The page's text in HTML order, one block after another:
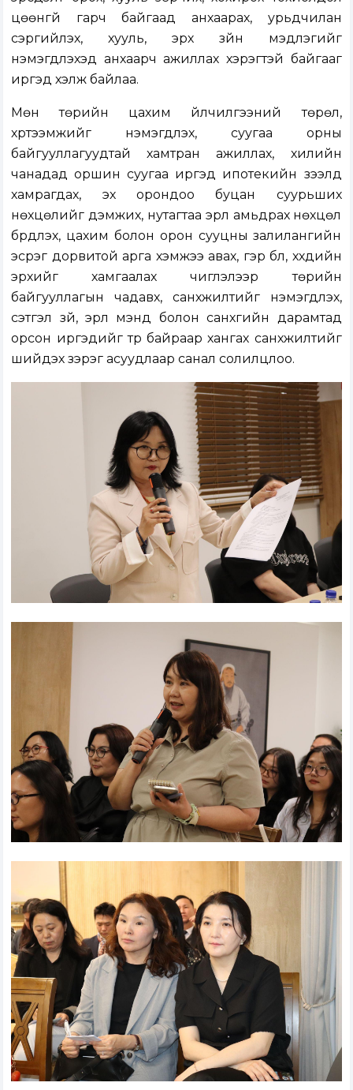
цөөнгүй гарч байгаад анхаарах, урьдчилан
сэргийлэх, хууль, эрх зүйн мэдлэгийг
нэмэгдүүлэхэд анхаарч ажиллах хэрэгтэй байгааг
иргэд хэлж байлаа.
Мөн төрийн цахим үйлчилгээний төрөл,
хүртээмжийг нэмэгдүүлэх, суугаа орны
байгууллагуудтай хамтран ажиллах, хилийн
чанадад оршин суугаа иргэд ипотекийн зээлд
хамрагдах, эх орондоо буцан суурьших
нөхцөлийг дэмжих, нутагтаа эрүүл амьдрах нөхцөл
бүрдүүлэх, цахим болон орон сууцны залилангийн
эсрэг дорвитой арга хэмжээ авах, гэр бүл, хүүхдийн
эрхийг хамгаалах чиглэлээр төрийн
байгууллагын чадавх, санхүүжилтийг нэмэгдүүлэх,
сэтгэл зүй, эрүүл мэнд болон санхүүгийн дарамтад
орсон иргэдийг түр байраар хангах санхүүжилтийг
шийдэх зэрэг асуудлаар санал солилцлоо.